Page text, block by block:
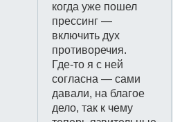
когда уже пошел
прессинг —
включить дух
противоречия.
Где-то я с ней
согласна — сами
давали, на благое
дело, так к чему